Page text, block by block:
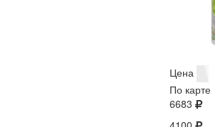
Цена
По карте
6683